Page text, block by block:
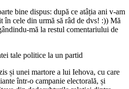
bine dispus: după ce atâția ani v-am
în cele din urmă să râd de dvs! :)) Mă
mă la restul comentariului de
tale politice la un partid
și unei martore a lui Iehova, cu care
într-o campanie electorală, și